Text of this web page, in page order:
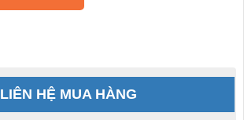
LIÊN HỆ MUA HÀNG